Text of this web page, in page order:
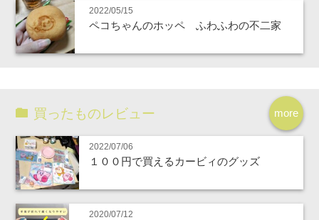
2022/05/15
ペコちゃんのホッペ ふわふわの不二家
more
買ったものレビュー
2022/07/06
１００円で買えるカービィのグッズ
2020/07/12